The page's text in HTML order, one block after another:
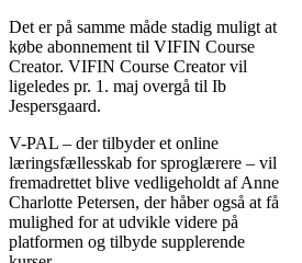
Det er på samme måde stadig muligt at
købe abonnement til VIFIN Course
Creator. VIFIN Course Creator vil
ligeledes pr. 1. maj overgå til Ib
Jespersgaard.
V-PAL – der tilbyder et online
læringsfællesskab for sproglærere – vil
fremadrettet blive vedligeholdt af Anne
Charlotte Petersen, der håber også at få
mulighed for at udvikle videre på
platformen og tilbyde supplerende